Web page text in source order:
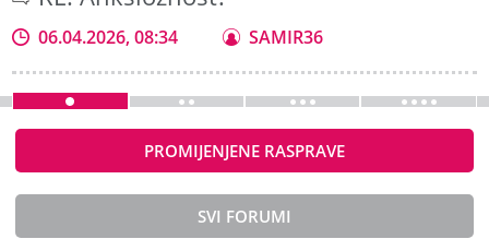
06.04.2026, 08:34 SAMIR36
PROMIJENJENE RASPRAVE
SVI FORUMI